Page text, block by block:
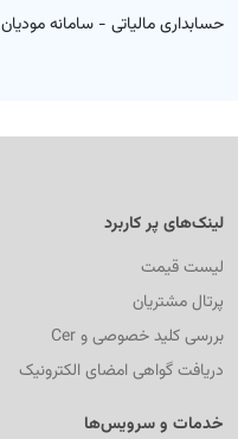
حسابداری مالیاتی - سامانه مودیان
لینک‌های پر کاربرد
لیست قیمت
پرتال مشتریان
بررسی کلید خصوصی و Cer
دریافت گواهی امضای الکترونیک
خدمات و سرویس‌ها